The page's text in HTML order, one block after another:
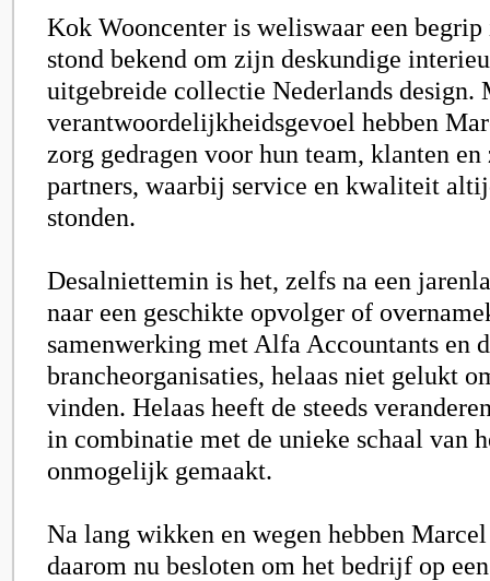
Kok Wooncenter is weliswaar een
stond bekend om zijn deskundige
uitgebreide collectie Nederlands design.
verantwoordelijkheidsgevoel hebben
zorg gedragen voor hun team, klanten
partners, waarbij service en kwaliteit
stonden.
Desalniettemin is het, zelfs na een
naar een geschikte opvolger of
samenwerking met Alfa Accountants en
brancheorganisaties, helaas niet gelukt
vinden. Helaas heeft de steeds
in combinatie met de unieke schaal van
onmogelijk gemaakt.
Na lang wikken en wegen hebben
daarom nu besloten om het bedrijf op